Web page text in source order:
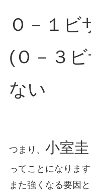
Ｏ－１ビ
(Ｏ－３
ない
つまり、 小室
ってことになりま
また強くなる要因